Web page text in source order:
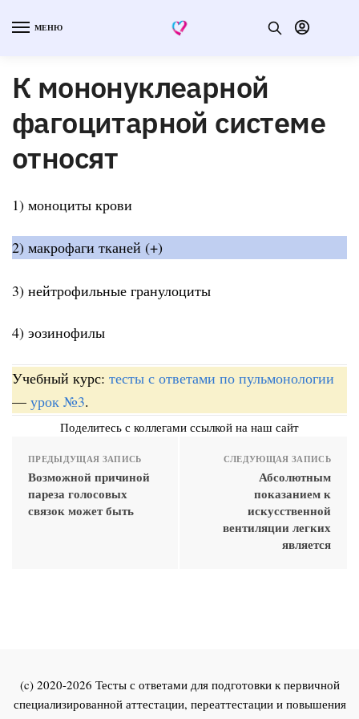
МЕНЮ
К мононуклеарной
фагоцитарной системе
относят
1) моноциты крови
2) макрофаги тканей (+)
3) нейтрофильные гранулоциты
4) эозинофилы
Учебный курс: тесты с ответами по пульмонологии
— урок №3.
Поделитесь с коллегами ссылкой на наш сайт
ПРЕДЫДУЩАЯ ЗАПИСЬ
Возможной причиной
пареза голосовых
связок может быть
СЛЕДУЮЩАЯ ЗАПИСЬ
Абсолютным
показанием к
искусственной
вентиляции легких
является
(c) 2020-2026 Тесты с ответами для подготовки к первичной
специализированной аттестации, переаттестации и повышения